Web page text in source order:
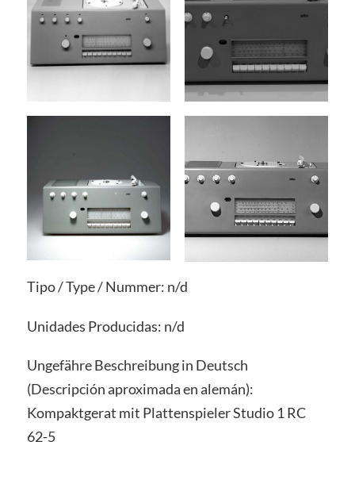
Tipo / Type / Nummer: n/d
Unidades Producidas: n/d
Ungefähre Beschreibung in Deutsch
(Descripción aproximada en alemán):
Kompaktgerat mit Plattenspieler Studio 1 RC
62-5